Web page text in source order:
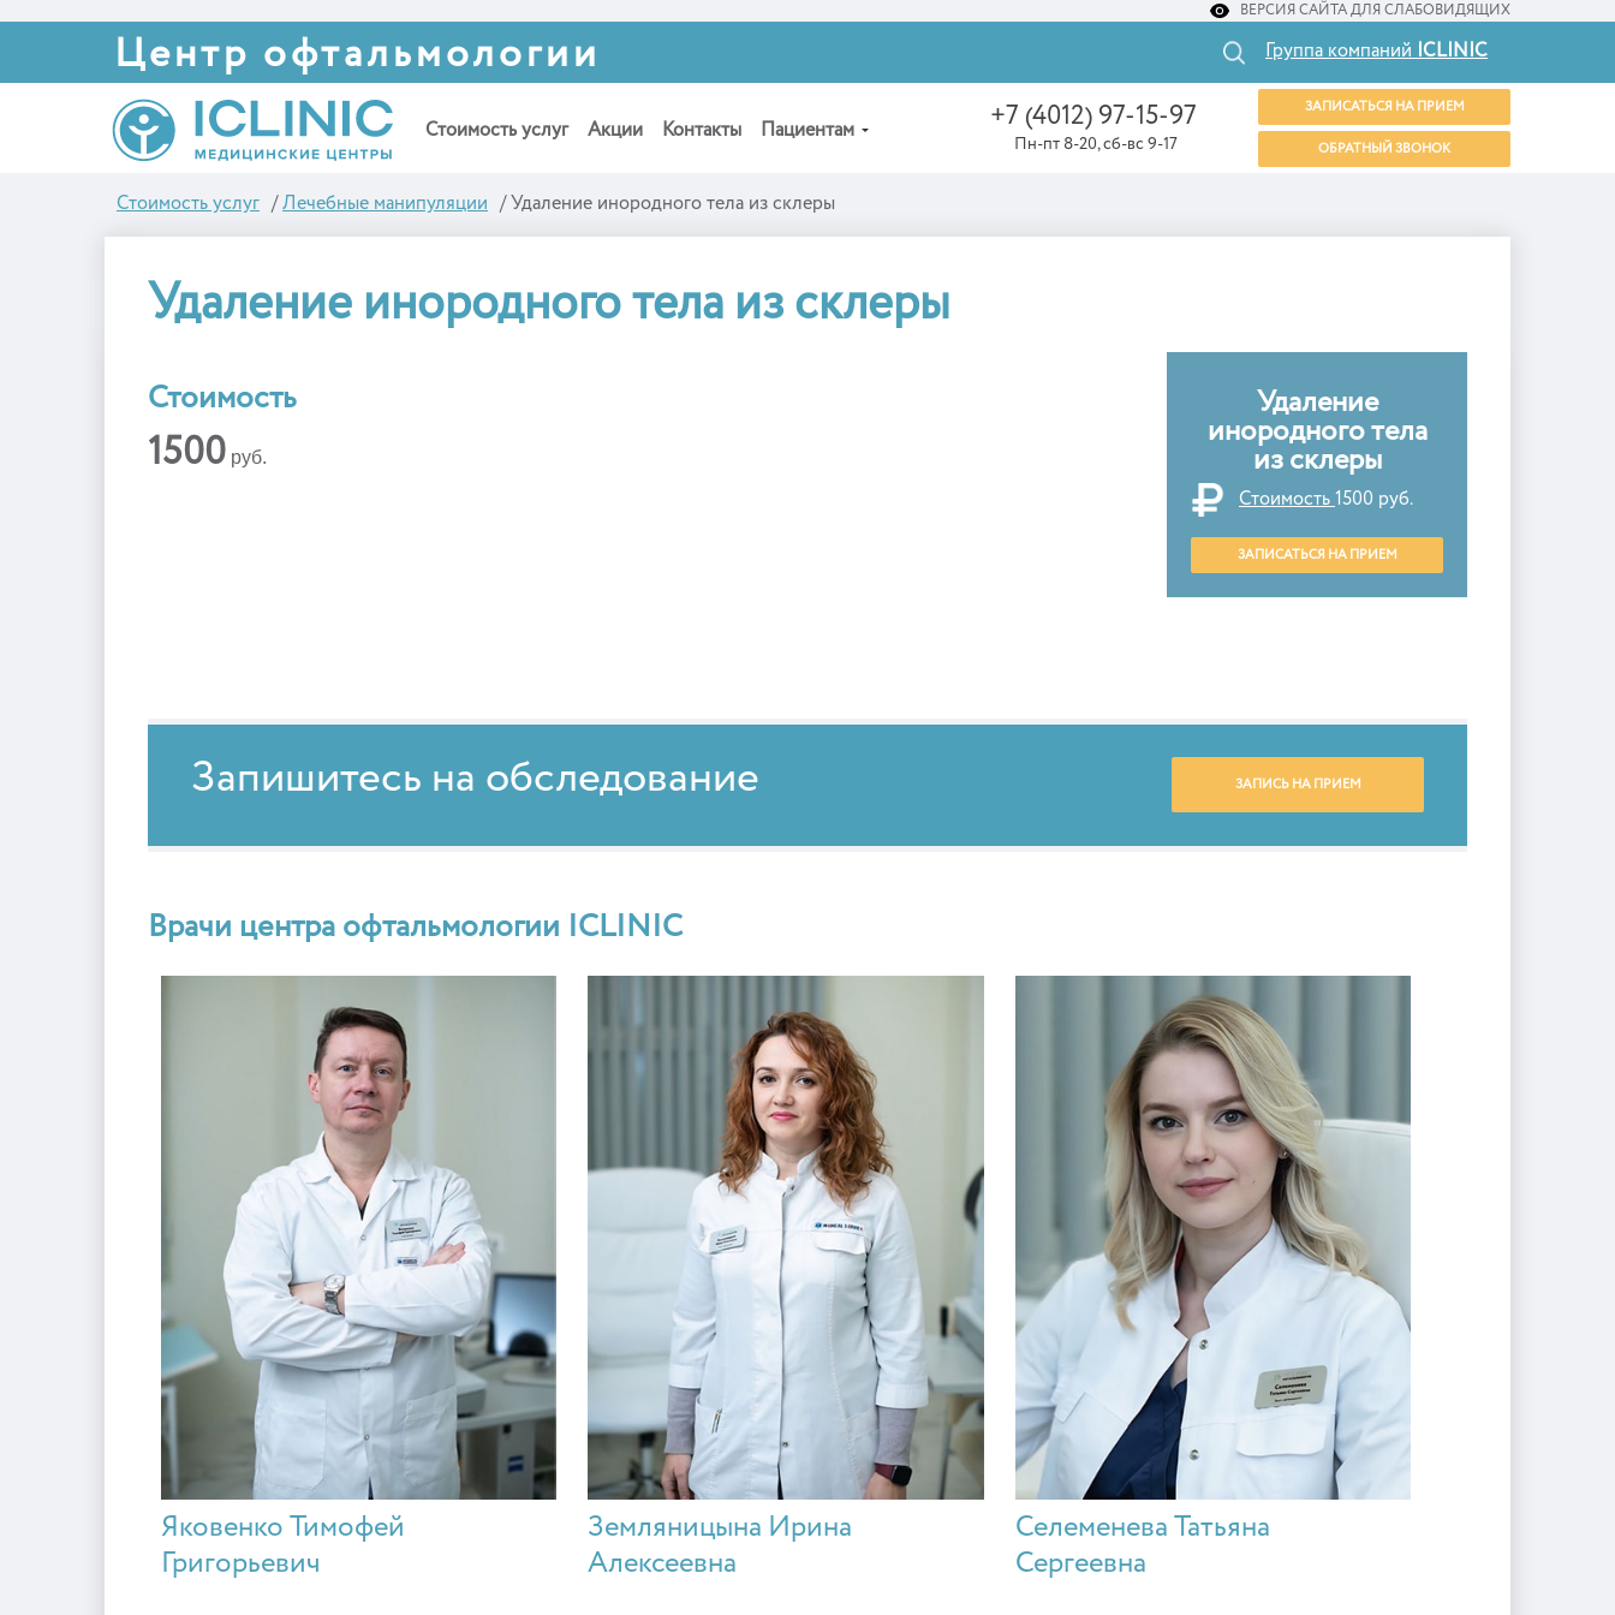
ВЕРСИЯ САЙТА ДЛЯ СЛАБОВИДЯЩИХ
Центр офтальмологии Группа компаний ICLINIC
Стоимость услуг Акции Контакты Пациентам
+7 (4012) 97-15-97
Пн-пт 8-20, сб-вс 9-17
ЗАПИСАТЬСЯ НА ПРИЕМ
ОБРАТНЫЙ ЗВОНОК
Стоимость услуг / Лечебные манипуляции / Удаление инородного тела из склеры
Удаление инородного тела из склеры
Удаление
инородного тела
из склеры
Стоимость 1500 руб.
ЗАПИСАТЬСЯ НА ПРИЕМ
Стоимость
1500 руб.
Запишитесь на обследование ЗАПИСЬ НА ПРИЕМ
Врачи центра офтальмологии ICLINIC
Яковенко Тимофей
Григорьевич
Земляницына Ирина
Алексеевна
Селеменева Татьяна
Сергеевна